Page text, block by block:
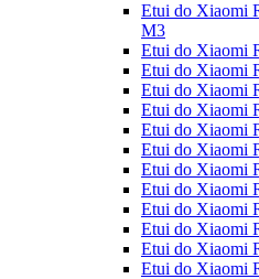
Etui do Xiaomi
M3
Etui do Xiaomi
Etui do Xiaomi
Etui do Xiaomi
Etui do Xiaomi
Etui do Xiaomi
Etui do Xiaomi
Etui do Xiaomi
Etui do Xiaomi
Etui do Xiaomi
Etui do Xiaomi
Etui do Xiaomi
Etui do Xiaomi